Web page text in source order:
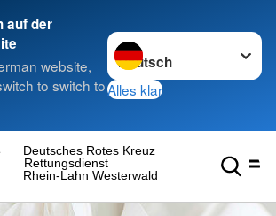
auf der
website,
to switch to
Sprache wechseln zu
Alles klar
Rhein-Lahn Westerwald
Rettungsdienst
Deutsches Rotes Kreuz